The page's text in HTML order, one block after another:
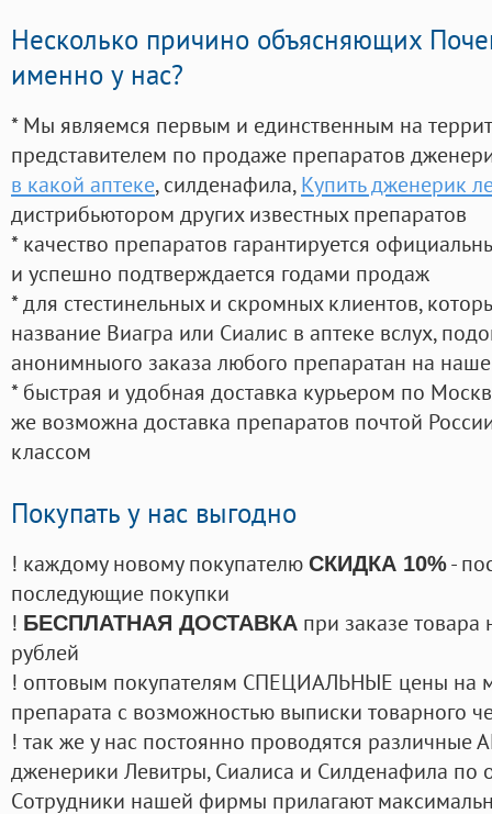
Несколько причино объясняющих
именно у нас?
* Мы являемся первым и единственным на
представителем по продаже препаратов
в какой аптеке, силденафила, Купить дженерик
дистрибьютором других известных препаратов
* качество препаратов гарантируется
и успешно подтверждается годами продаж
* для стестинельных и скромных клиентов,
название Виагра или Сиалис в аптеке вслух,
анонимныого заказа любого препаратан на
* быстрая и удобная доставка курьером по
же возможна доставка препаратов почтой
классом
Покупать у нас выгодно
! каждому новому покупателю СКИДКА 10%-
последующие покупки
! БЕСПЛАТНАЯ ДОСТАВКА при заказе
рублей
! оптовым покупателям СПЕЦИАЛЬНЫЕ цены на
препарата с возможностью выписки товарного
! так же у нас постоянно проводятся
дженерики Левитры, Сиалиса и Силденафила по
Cотрудники нашей фирмы прилагают